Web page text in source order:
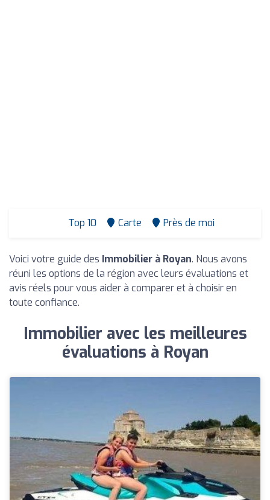
Top 10 Carte Près de moi
Voici votre guide des Immobilier à Royan. Nous avons
réuni les options de la région avec leurs évaluations et
avis réels pour vous aider à comparer et à choisir en
toute confiance.
Immobilier avec les meilleures
évaluations à Royan